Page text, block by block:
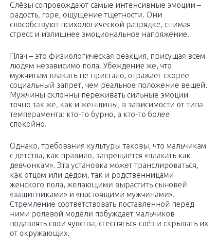
Слёзы сопровождают самые интенсивные эмоции –
радость, горе, ощущение тщетности. Они
способствуют психологической разрядке, снимая
стресс и излишнее эмоциональное напряжение.
Плач – это физиологическая реакция, присущая всем
людям независимо пола. Убеждение же, что
мужчинам плакать не пристало, отражает скорее
социальный запрет, чем реальное положение вещей.
Мужчины склонны переживать сильные эмоции
точно так же, как и женщины, в зависимости от типа
темперамента: кто-то бурно, а кто-то более
спокойно.
Однако, требования культуры таковы, что мальчикам
с детства, как правило, запрещается «плакать как
девчонкам». Эта установка может транслироваться,
как отцом или дедом, так и родственницами
женского пола, желающими вырастить сыновей
«защитниками» и «настоящими мужчинами».
Стремление соответствовать поставленной перед
ними ролевой модели побуждает мальчиков
подавлять свои чувства, стесняться слёз и скрывать их
от окружающих.